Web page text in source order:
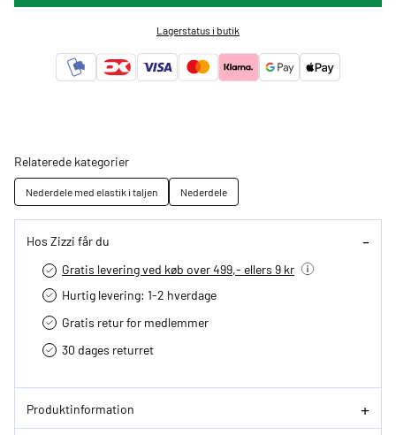
Lagerstatus i butik
Relaterede kategorier
Nederdele med elastik i taljen Nederdele
Hos Zizzi får du
Gratis levering ved køb over 499,- ellers 9 kr
Hurtig levering­: 1-2 hverdage
Gratis retur for medlemmer
30 dages returret
Produktinformation